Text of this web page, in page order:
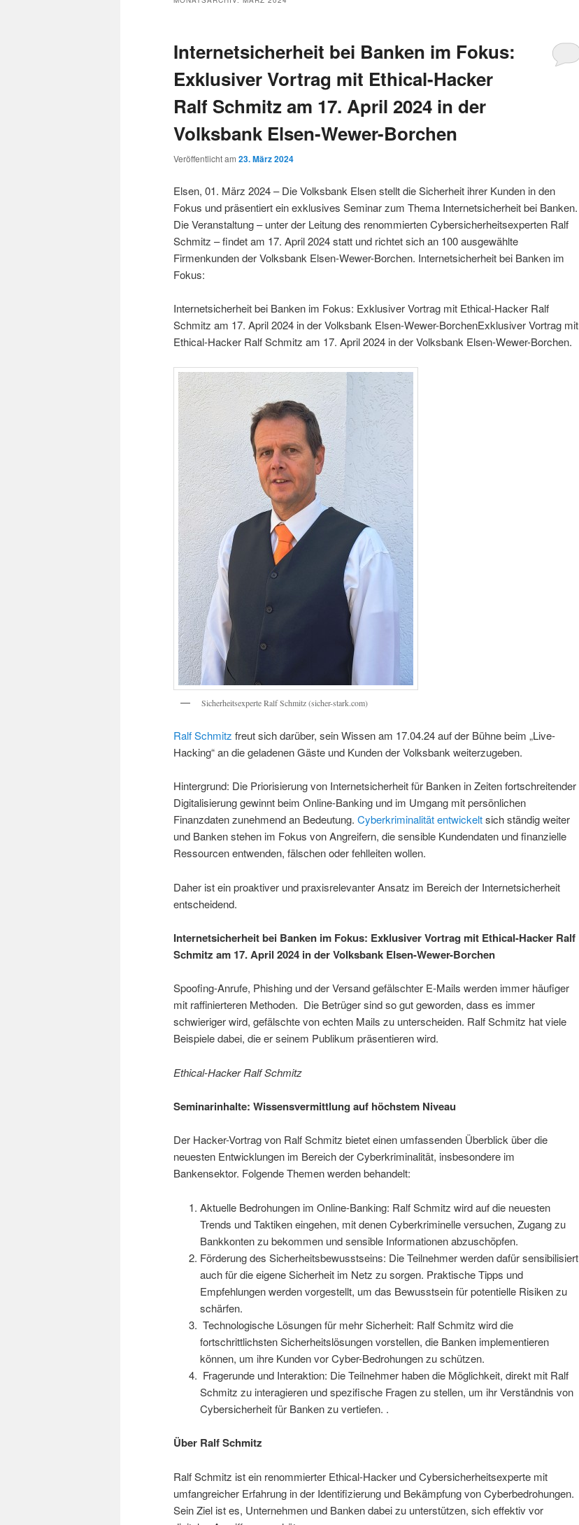
Internetsicherheit bei Banken im Fokus:
Exklusiver Vortrag mit Ethical-Hacker
Ralf Schmitz am 17. April 2024 in der
Volksbank Elsen-Wewer-Borchen
Veröffentlicht am 23. März 2024
Elsen, 01. März 2024 – Die Volksbank Elsen stellt die Sicherheit ihrer Kunden in den
Fokus und präsentiert ein exklusives Seminar zum Thema Internetsicherheit bei Banken.
Die Veranstaltung – unter der Leitung des renommierten Cybersicherheitsexperten Ralf
Schmitz – findet am 17. April 2024 statt und richtet sich an 100 ausgewählte
Firmenkunden der Volksbank Elsen-Wewer-Borchen. Internetsicherheit bei Banken im
Fokus:
Internetsicherheit bei Banken im Fokus: Exklusiver Vortrag mit Ethical-Hacker Ralf
Schmitz am 17. April 2024 in der Volksbank Elsen-Wewer-BorchenExklusiver Vortrag mit
Ethical-Hacker Ralf Schmitz am 17. April 2024 in der Volksbank Elsen-Wewer-Borchen.
Sicherheitsexperte Ralf Schmitz (sicher-stark.com)
Ralf Schmitz freut sich darüber, sein Wissen am 17.04.24 auf der Bühne beim „Live-
Hacking“ an die geladenen Gäste und Kunden der Volksbank weiterzugeben.
Hintergrund: Die Priorisierung von Internetsicherheit für Banken in Zeiten fortschreitender
Digitalisierung gewinnt beim Online-Banking und im Umgang mit persönlichen
Finanzdaten zunehmend an Bedeutung. Cyberkriminalität entwickeltsich ständig weiter
und Banken stehen im Fokus von Angreifern, die sensible Kundendaten und finanzielle
Ressourcen entwenden, fälschen oder fehlleiten wollen.
Daher ist ein proaktiver und praxisrelevanter Ansatz im Bereich der Internetsicherheit
entscheidend.
Internetsicherheit bei Banken im Fokus: Exklusiver Vortrag mit Ethical-Hacker Ralf
Schmitz am 17. April 2024 in der Volksbank Elsen-Wewer-Borchen
Spoofing-Anrufe, Phishing und der Versand gefälschter E-Mails werden immer häufiger
mit raffinierteren Methoden. Die Betrüger sind so gut geworden, dass es immer
schwieriger wird, gefälschte von echten Mails zu unterscheiden. Ralf Schmitz hat viele
Beispiele dabei, die er seinem Publikum präsentieren wird.
Ethical-Hacker Ralf Schmitz
Seminarinhalte: Wissensvermittlung auf höchstem Niveau
Der Hacker-Vortrag von Ralf Schmitz bietet einen umfassenden Überblick über die
neuesten Entwicklungen im Bereich der Cyberkriminalität, insbesondere im
Bankensektor. Folgende Themen werden behandelt:
Aktuelle Bedrohungen im Online-Banking: Ralf Schmitz wird auf die neuesten
Trends und Taktiken eingehen, mit denen Cyberkriminelle versuchen, Zugang zu
Bankkonten zu bekommen und sensible Informationen abzuschöpfen.
Förderung des Sicherheitsbewusstseins: Die Teilnehmer werden dafür sensibilisiert
auch für die eigene Sicherheit im Netz zu sorgen. Praktische Tipps und
Empfehlungen werden vorgestellt, um das Bewusstsein für potentielle Risiken zu
schärfen.
Technologische Lösungen für mehr Sicherheit: Ralf Schmitz wird die
fortschrittlichsten Sicherheitslösungen vorstellen, die Banken implementieren
können, um ihre Kunden vor Cyber-Bedrohungen zu schützen.
Fragerunde und Interaktion: Die Teilnehmer haben die Möglichkeit, direkt mit Ralf
Schmitz zu interagieren und spezifische Fragen zu stellen, um ihr Verständnis von
Cybersicherheit für Banken zu vertiefen. .
Über Ralf Schmitz
Ralf Schmitz ist ein renommierter Ethical-Hacker und Cybersicherheitsexperte mit
umfangreicher Erfahrung in der Identifizierung und Bekämpfung von Cyberbedrohungen.
Sein Ziel ist es, Unternehmen und Banken dabei zu unterstützen, sich effektiv vor